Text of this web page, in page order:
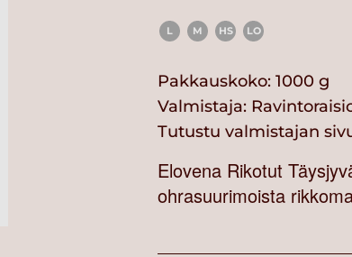
L M HS LO
Pakkauskoko: 1000 g
Valmistaja:
Tutustu valmistajan
Elovena Rikotut
ohrasuurimoista